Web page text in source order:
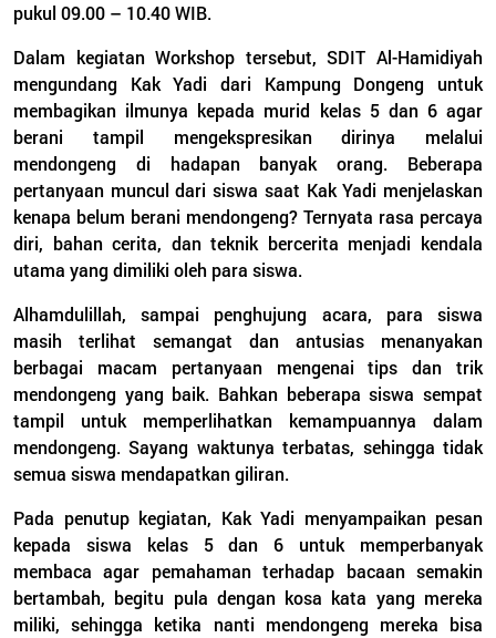
pukul 09.00 – 10.40 WIB.
Dalam kegiatan Workshop tersebut, SDIT Al-Hamidiyah
mengundang Kak Yadi dari Kampung Dongeng untuk
membagikan ilmunya kepada murid kelas 5 dan 6 agar
berani tampil mengekspresikan dirinya melalui
mendongeng di hadapan banyak orang. Beberapa
pertanyaan muncul dari siswa saat Kak Yadi menjelaskan
kenapa belum berani mendongeng? Ternyata rasa percaya
diri, bahan cerita, dan teknik bercerita menjadi kendala
utama yang dimiliki oleh para siswa.
Alhamdulillah, sampai penghujung acara, para siswa
masih terlihat semangat dan antusias menanyakan
berbagai macam pertanyaan mengenai tips dan trik
mendongeng yang baik. Bahkan beberapa siswa sempat
tampil untuk memperlihatkan kemampuannya dalam
mendongeng. Sayang waktunya terbatas, sehingga tidak
semua siswa mendapatkan giliran.
Pada penutup kegiatan, Kak Yadi menyampaikan pesan
kepada siswa kelas 5 dan 6 untuk memperbanyak
membaca agar pemahaman terhadap bacaan semakin
bertambah, begitu pula dengan kosa kata yang mereka
miliki, sehingga ketika nanti mendongeng mereka bisa